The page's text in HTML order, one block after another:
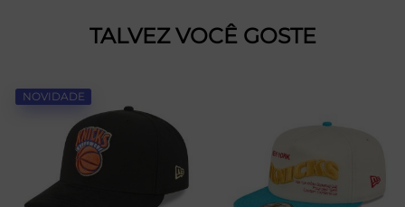
TALVEZ VOCÊ GOSTE
NOVIDADE